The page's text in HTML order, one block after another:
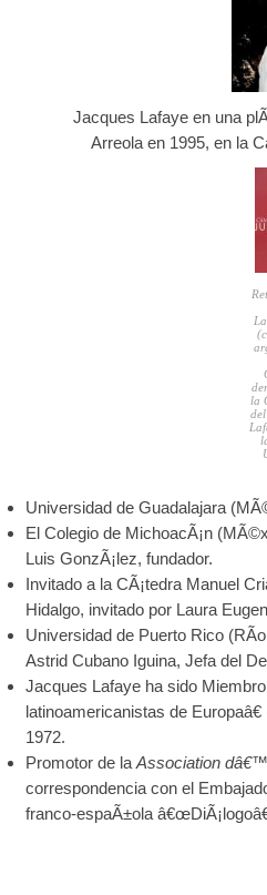
Jacques Lafaye en una
Arreola en 1995, en la
la
Universidad de Guadalajara
El Colegio de MichoacÃ¡n
Luis GonzÃ¡lez, fundador.
Invitado a la CÃ¡tedra Manuel
Hidalgo, invitado por Laura
Universidad de Puerto Rico
Astrid Cubano Iguina, Jefa del
Jacques Lafaye ha sido
latinoamericanistas de
1972.
Promotor de la Association
correspondencia con el
franco-espaÃ±ola